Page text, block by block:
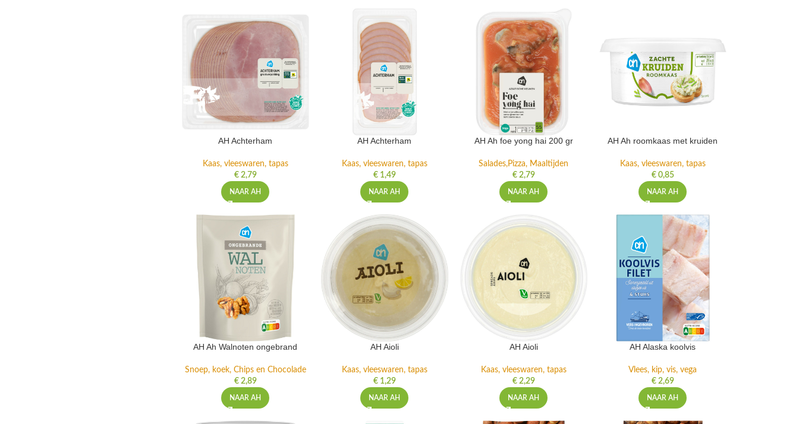
AH Achterham
Kaas, vleeswaren, tapas
€2,79
NAAR AH
AH Achterham
Kaas, vleeswaren, tapas
€1,49
NAAR AH
AH Ah foe yong hai 200 gr
Salades,Pizza, Maaltijden
€2,79
NAAR AH
AH Ah roomkaas met kruiden
Kaas, vleeswaren, tapas
€0,85
NAAR AH
AH Ah Walnoten ongebrand
Snoep, koek, Chips en Chocolade
€2,89
NAAR AH
AH Aioli
Kaas, vleeswaren, tapas
€1,29
NAAR AH
AH Aioli
Kaas, vleeswaren, tapas
€2,29
NAAR AH
AH Alaska koolvis
Vlees, kip, vis, vega
€2,69
NAAR AH